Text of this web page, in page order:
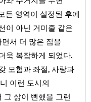
든 영역이 설정된 후에
이 아닌 거미줄 같은
서 더 많은 집을
욱 복잡하게 되었다.
모험과 좌절, 사랑과
이런 도시의
그 삶이 뻔했을 그런